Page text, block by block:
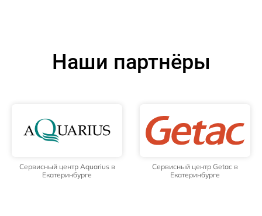
Наши партнёры
Сервисный центр Aquarius в
Екатеринбурге
Сервисный центр Getac в
Екатеринбурге